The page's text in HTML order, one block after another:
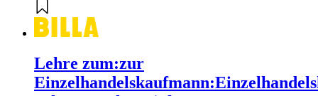
Lehre zum:zur